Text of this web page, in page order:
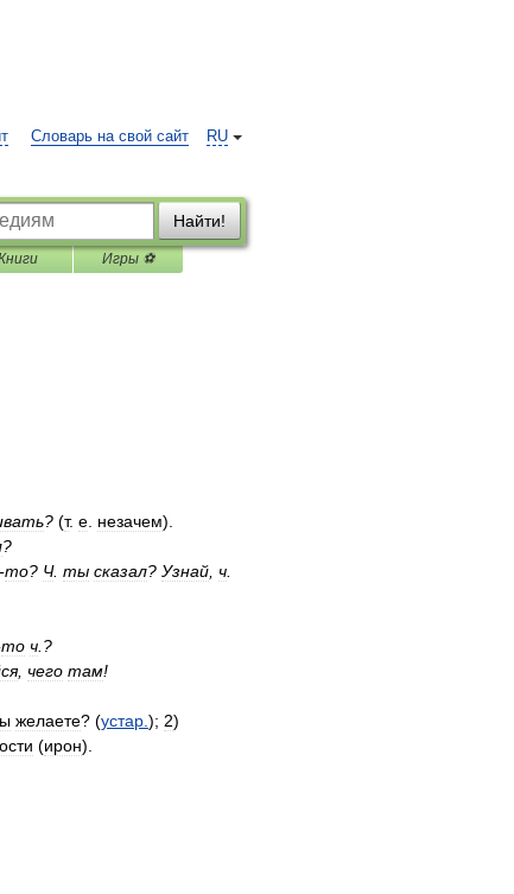
RU
Словарь на свой сайт
Найти!
Игры ⚽
? (т. е незачем).
?
-то? Ч. ты сказал? Узнай ч
то ч .?
, чего там!
желаете? (устар ); 2)
(ирон).